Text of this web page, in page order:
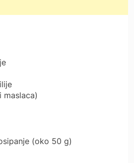
maslaca)
(oko 50 g)